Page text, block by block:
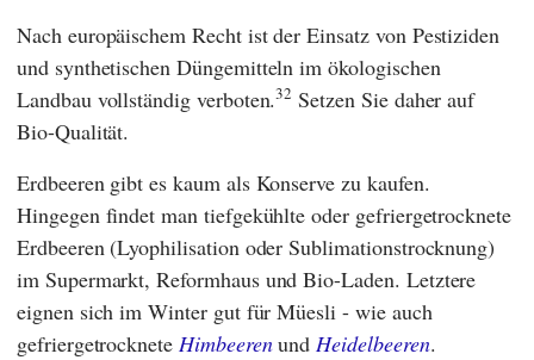
Nach europäischem Recht ist der Einsatz von Pestiziden
und synthetischen Düngemitteln im ökologischen
Landbau vollständig verboten.32 Setzen Sie daher auf
Bio-Qualität.
Erdbeeren gibt es kaum als Konserve zu kaufen.
Hingegen findet man tiefgekühlte oder gefriergetrocknete
Erdbeeren (Lyophilisation oder Sublimationstrocknung)
im Supermarkt, Reformhaus und Bio-Laden. Letztere
eignen sich im Winter gut für Müesli - wie auch
gefriergetrocknete HimbeerenundHeidelbeeren.